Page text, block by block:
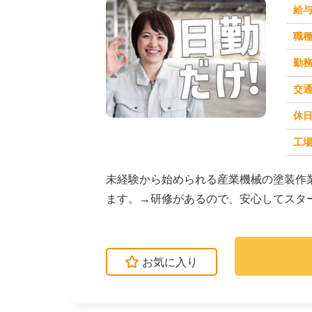
給
職
勤
交
休
工
未経験から始められる産業機械の塗装
ます。→研修があるので、安心してス
お気に入り